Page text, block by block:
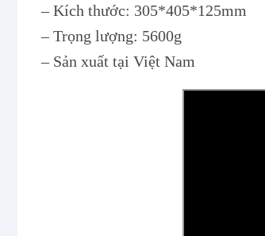
– Kích thước: 305*405*125mm
– Trọng lượng: 5600g
– Sản xuất tại Việt Nam